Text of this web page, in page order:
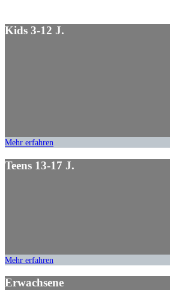
Kids 3-12 J.
Mehr erfahren
Teens 13-17 J.
Mehr erfahren
Erwachsene